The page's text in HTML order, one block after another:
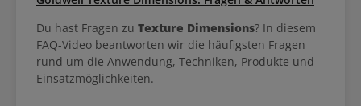
Du hast Fragen zu Texture Dimensions? In diesem
FAQ-Video beantworten wir die häufigsten Fragen
rund um die Anwendung, Techniken, Produkte und
Einsatzmöglichkeiten.